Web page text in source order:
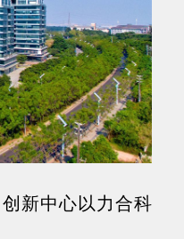
新中心以力合科